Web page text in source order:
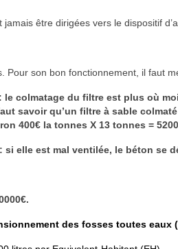
être dirigées vers le dispositif
Pour son bon fonctionnement, il faut
colmatage du filtre est plus où
savoir qu’un filtre à sable
400€ la tonnes X 13 tonnes =
elle est mal ventilée, le béton se
des fosses toutes eaux